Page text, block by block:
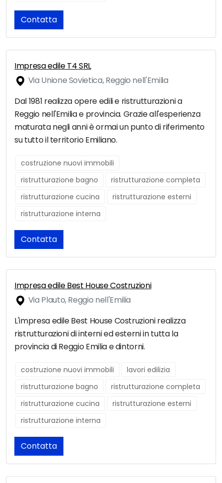
Contatta
Impresa edile T4 SRL
Via Unione Sovietica, Reggio nell'Emilia
Dal 1981 realizza opere edili e ristrutturazioni a
Reggio nell'Emilia e provincia. Grazie all'esperienza
maturata negli anni è ormai un punto di riferimento
su tutto il territorio Emiliano.
costruzione nuovi immobili
ristrutturazione bagno
ristrutturazione completa
ristrutturazione cucina
ristrutturazione esterni
ristrutturazione interna
Contatta
Impresa edile Best House Costruzioni
Via Plauto, Reggio nell'Emilia
L'impresa edile Best House Costruzioni realizza
ristrutturazioni di interni ed esterni in tutta la
provincia di Reggio Emilia e dintorni.
costruzione nuovi immobili
lavori edilizia
ristrutturazione bagno
ristrutturazione completa
ristrutturazione cucina
ristrutturazione esterni
ristrutturazione interna
Contatta